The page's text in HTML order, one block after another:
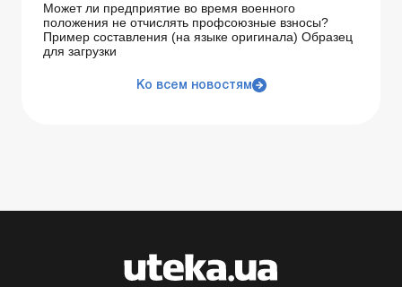
Может ли предприятие во время военного
положения не отчислять профсоюзные взносы?
Пример составления (на языке оригинала) Образец
для загрузки
Ко всем новостям